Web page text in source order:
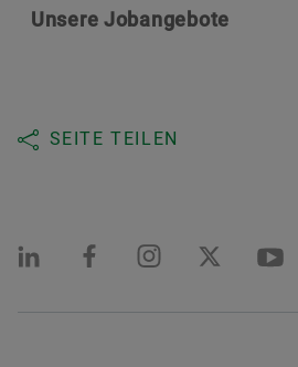
Unsere Jobangebote
SEITE TEILEN